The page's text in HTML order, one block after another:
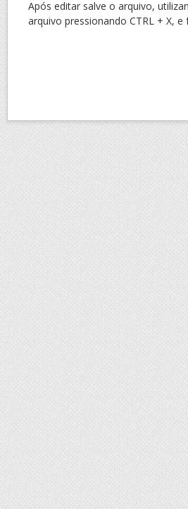
Após editar salve o arquivo,
arquivo pressionando CTRL + X,